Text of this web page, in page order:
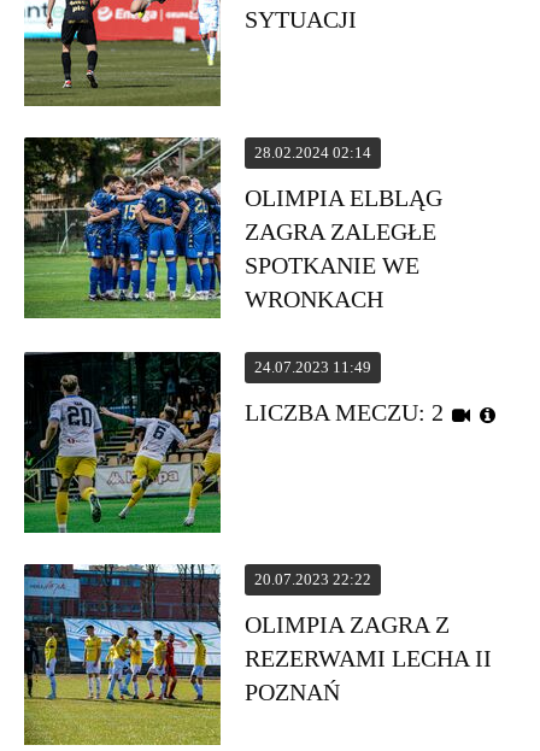
SYTUACJI
28.02.2024 02:14
OLIMPIA ELBLĄG
ZAGRA ZALEGŁE
SPOTKANIE WE
WRONKACH
24.07.2023 11:49
LICZBA MECZU: 2
20.07.2023 22:22
OLIMPIA ZAGRA Z
REZERWAMI LECHA II
POZNAŃ